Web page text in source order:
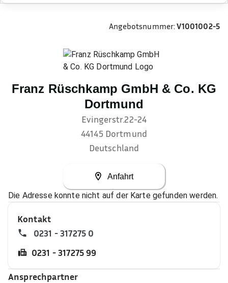
Angebotsnummer:V1001002-5
Franz Rüschkamp GmbH & Co. KG
Dortmund
Evingerstr.22-24
44145 Dortmund
Deutschland
Anfahrt
Die Adresse konnte nicht auf der Karte gefunden werden.
Kontakt
0231 - 317275 0
0231 - 317275 99
Ansprechpartner